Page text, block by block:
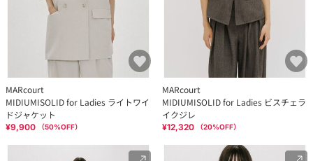
MARcourt
MIDIUMISOLID for Ladies ライトワイ
ドジャケット
¥9,900 （50%OFF）
MARcourt
MIDIUMISOLID for Ladies ビスチェラ
イクジレ
¥12,320 （20%OFF）